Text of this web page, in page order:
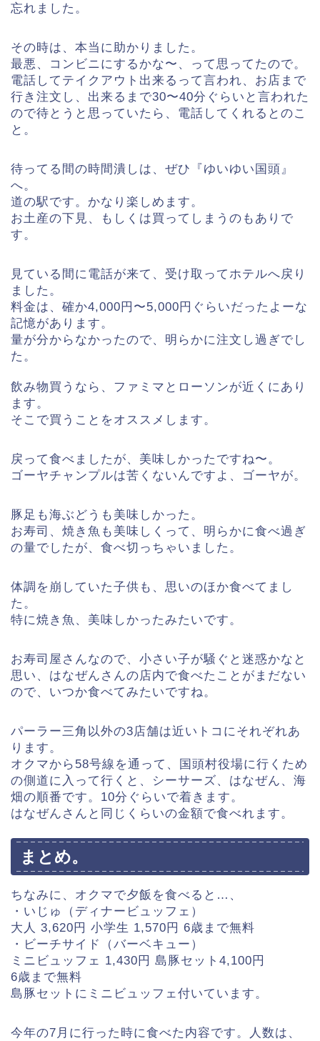
忘れました。
その時は、本当に助かりました。
最悪、コンビニにするかな〜、って思ってたので。
電話してテイクアウト出来るって言われ、お店まで
行き注文し、出来るまで30〜40分ぐらいと言われた
ので待とうと思っていたら、電話してくれるとのこ
と。
待ってる間の時間潰しは、ぜひ『ゆいゆい国頭』
へ。
道の駅です。かなり楽しめます。
お土産の下見、もしくは買ってしまうのもありで
す。
見ている間に電話が来て、受け取ってホテルへ戻り
ました。
料金は、確か4,000円〜5,000円ぐらいだったよーな
記憶があります。
量が分からなかったので、明らかに注文し過ぎでし
た。
飲み物買うなら、ファミマとローソンが近くにあり
ます。
そこで買うことをオススメします。
戻って食べましたが、美味しかったですね〜。
ゴーヤチャンプルは苦くないんですよ、ゴーヤが。
豚足も海ぶどうも美味しかった。
お寿司、焼き魚も美味しくって、明らかに食べ過ぎ
の量でしたが、食べ切っちゃいました。
体調を崩していた子供も、思いのほか食べてまし
た。
特に焼き魚、美味しかったみたいです。
お寿司屋さんなので、小さい子が騒ぐと迷惑かなと
思い、はなぜんさんの店内で食べたことがまだない
ので、いつか食べてみたいですね。
パーラー三角以外の3店舗は近いトコにそれぞれあ
ります。
オクマから58号線を通って、国頭村役場に行くため
の側道に入って行くと、シーサーズ、はなぜん、海
畑の順番です。10分ぐらいで着きます。
はなぜんさんと同じくらいの金額で食べれます。
まとめ。
ちなみに、オクマで夕飯を食べると…、
・いじゅ（ディナービュッフェ）
大人 3,620円 小学生 1,570円 6歳まで無料
・ビーチサイド（バーベキュー）
ミニビュッフェ 1,430円 島豚セット4,100円
6歳まで無料
島豚セットにミニビュッフェ付いています。
今年の7月に行った時に食べた内容です。人数は、